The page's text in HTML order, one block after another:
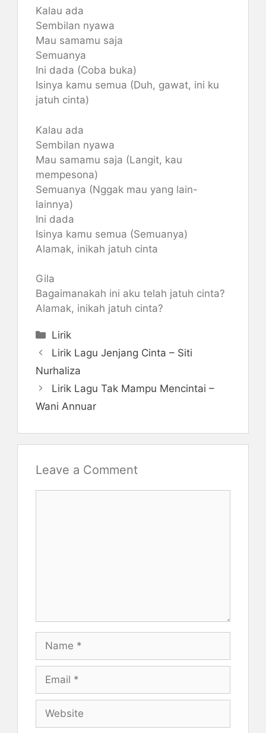
Kalau ada
Sembilan nyawa
Mau samamu saja
Semuanya
Ini dada (Coba buka)
Isinya kamu semua (Duh, gawat, ini ku
jatuh cinta)
Kalau ada
Sembilan nyawa
Mau samamu saja (Langit, kau
mempesona)
Semuanya (Nggak mau yang lain-
lainnya)
Ini dada
Isinya kamu semua (Semuanya)
Alamak, inikah jatuh cinta
Gila
Bagaimanakah ini aku telah jatuh cinta?
Alamak, inikah jatuh cinta?
Categories
Lirik
Lirik Lagu Jenjang Cinta – Siti
Nurhaliza
Lirik Lagu Tak Mampu Mencintai –
Wani Annuar
Leave a Comment
Name
Email
Website